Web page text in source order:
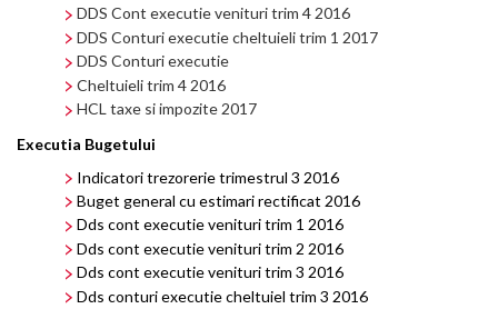
DDS Cont executie venituri trim 4 2016
DDS Conturi executie cheltuieli trim 1 2017
DDS Conturi executie
Cheltuieli trim 4 2016
HCL taxe si impozite 2017
Executia Bugetului
Indicatori trezorerie trimestrul 3 2016
Buget general cu estimari rectificat 2016
Dds cont executie venituri trim 1 2016
Dds cont executie venituri trim 2 2016
Dds cont executie venituri trim 3 2016
Dds conturi executie cheltuiel trim 3 2016